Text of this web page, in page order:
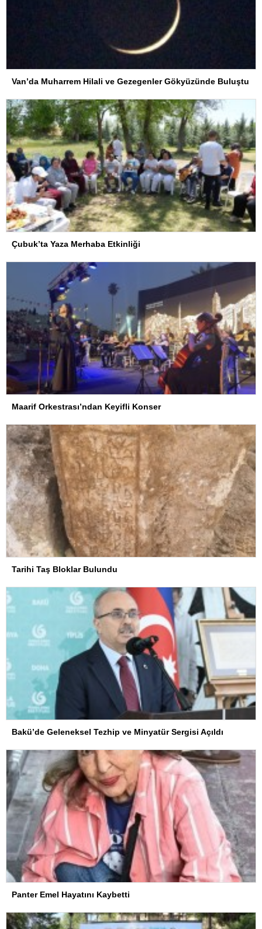
Van’da Muharrem Hilali ve Gezegenler Gökyüzünde Buluştu
Çubuk’ta Yaza Merhaba Etkinliği
Maarif Orkestrası’ndan Keyifli Konser
Tarihi Taş Bloklar Bulundu
Bakü’de Geleneksel Tezhip ve Minyatür Sergisi Açıldı
Panter Emel Hayatını Kaybetti